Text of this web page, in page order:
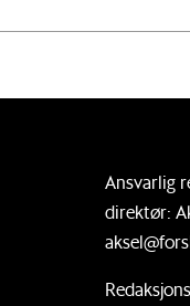
Ansvarlig
direktør: